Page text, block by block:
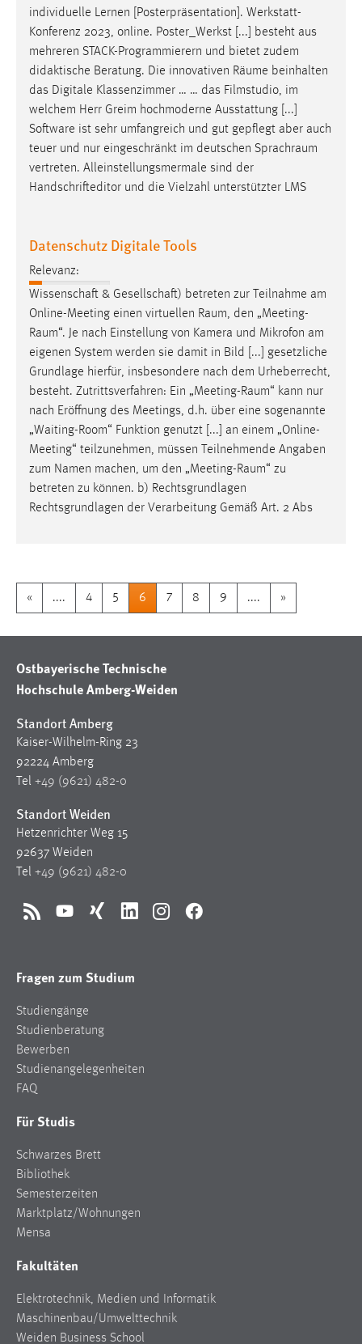
individuelle Lernen [Posterpräsentation]. Werkstatt-
Konferenz 2023, online. Poster_Werkst [...] besteht aus
mehreren STACK-Programmierern und bietet zudem
didaktische Beratung. Die innovativen Räume beinhalten
das Digitale Klassenzimmer … … das Filmstudio, im
welchem Herr Greim hochmoderne Ausstattung [...]
Software ist sehr umfangreich und gut gepflegt aber auch
teuer und nur eingeschränkt im deutschen Sprachraum
vertreten. Alleinstellungsmermale sind der
Handschrifteditor und die Vielzahl unterstützter LMS
Datenschutz Digitale Tools
Relevanz:
Wissenschaft & Gesellschaft) betreten zur Teilnahme am
Online-Meeting einen virtuellen Raum, den „Meeting-
Raum“. Je nach Einstellung von Kamera und Mikrofon am
eigenen System werden sie damit in Bild [...] gesetzliche
Grundlage hierfür, insbesondere nach dem Urheberrecht,
besteht. Zutrittsverfahren: Ein „Meeting-Raum“ kann nur
nach Eröffnung des Meetings, d.h. über eine sogenannte
„Waiting-Room“ Funktion genutzt [...] an einem „Online-
Meeting“ teilzunehmen, müssen Teilnehmende Angaben
zum Namen machen, um den „Meeting-Raum“ zu
betreten zu können. b) Rechtsgrundlagen
Rechtsgrundlagen der Verarbeitung Gemäß Art. 2 Abs
« .... 4 5 6 7 8 9 .... »
Ostbayerische Technische
Hochschule Amberg-Weiden
Standort Amberg
Kaiser-Wilhelm-Ring 23
92224 Amberg
Tel +49 (9621) 482-0
Standort Weiden
Hetzenrichter Weg 15
92637 Weiden
Tel +49 (9621) 482-0
RSS YouTubeXing LinkedInInstagramFacebook
Fragen zum Studium
Studiengänge
Studienberatung
Bewerben
Studienangelegenheiten
FAQ
Für Studis
Schwarzes Brett
Bibliothek
Semesterzeiten
Marktplatz/Wohnungen
Mensa
Fakultäten
Elektrotechnik, Medien und Informatik
Maschinenbau/Umwelttechnik
Weiden Business School